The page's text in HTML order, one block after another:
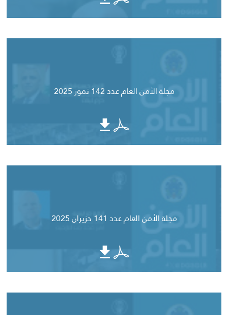
مجلة الأمن العام عدد 142 تموز 2025
مجلة الأمن العام عدد 141 حزيران 2025